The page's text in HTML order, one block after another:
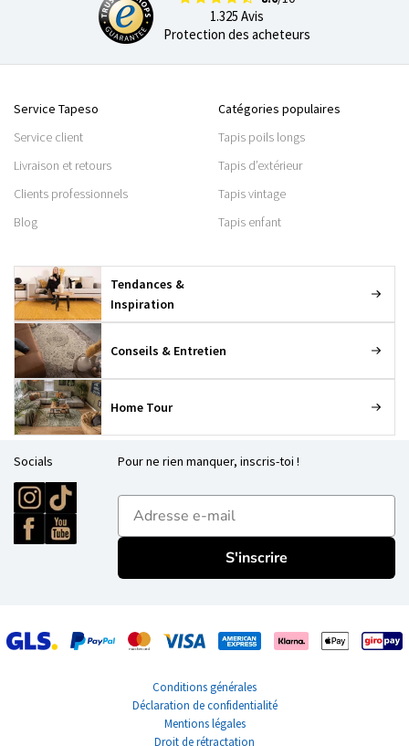
1.325 Avis
Protection des acheteurs
Service Tapeso
Service client
Livraison et retours
Clients professionnels
Blog
Catégories populaires
Tapis poils longs
Tapis d’extérieur
Tapis vintage
Tapis enfant
Tendances &
Inspiration
Conseils & Entretien
Home Tour
Socials Pour ne rien manquer, inscris-toi !
E-mailadres
S'inscrire
Conditions générales
Déclaration de confidentialité
Mentions légales
Droit de rétractation